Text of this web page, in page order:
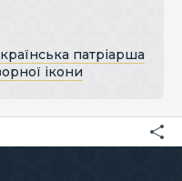
патріарша
ікони